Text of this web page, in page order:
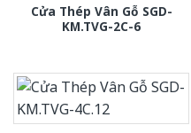
Cửa Thép Vân Gỗ SGD-
KM.TVG-2C-6